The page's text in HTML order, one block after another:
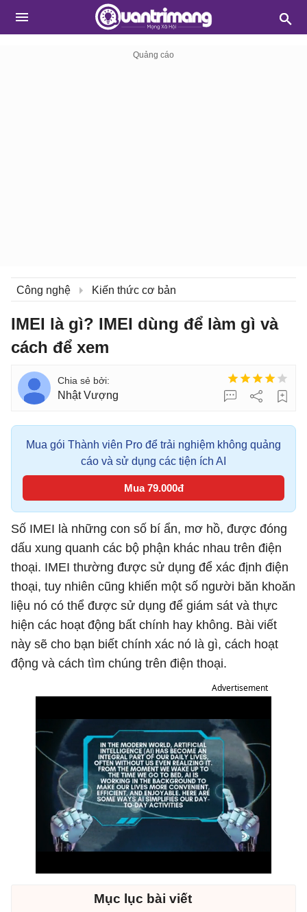
Công nghệ Kiến thức cơ bản
IMEI là gì? IMEI dùng để làm gì và
cách để xem
Nhật Vượng
Mua gói Thành viên Pro để trải nghiệm không quảng
cáo và sử dụng các tiện ích AI
Mua 79.000đ
Số IMEI là những con số bí ẩn, mơ hồ, được đóng
dấu xung quanh các bộ phận khác nhau trên điện
thoại. IMEI thường được sử dụng để xác định điện
thoại, tuy nhiên cũng khiến một số người băn khoăn
liệu nó có thể được sử dụng để giám sát và thực
hiện các hoạt động bất chính hay không. Bài viết
này sẽ cho bạn biết chính xác nó là gì, cách hoạt
động và cách tìm chúng trên điện thoại.
Advertisement
Mục lục bài viết